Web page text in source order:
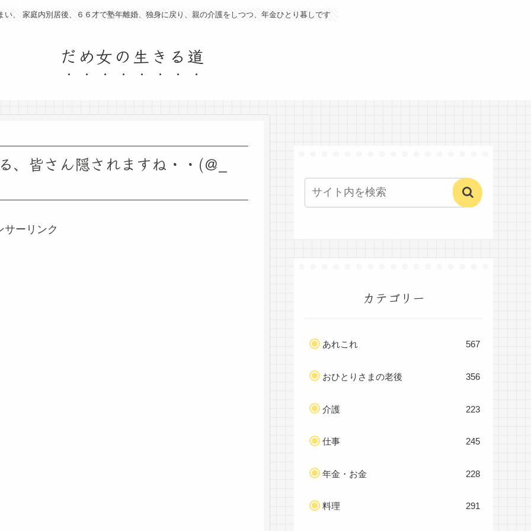
い、 家庭内別居後、６６才で塾年離婚、独身に戻り、親の介護をしつつ、年金ひとり暮しです
だめ女の生きる道
皆さん隠されますね・・(＠_
サーリンク
カテゴリー
あれこれ 567
おひとりさまの老後 356
介護 223
仕事 245
年金・お金 228
料理 291